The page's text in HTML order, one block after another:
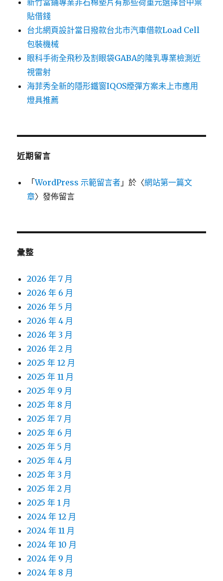
新竹當鋪專業非石棉墊片有那些荷重元選擇台中票
貼借錢
台北網頁設計當日撥款台北市汽車借款Load Cell
包裝機械
眼科手術全飛秒及割眼袋GABA的隆乳專業檢測近
視雷射
海菲秀全新的隱形鐵窗IQOS煙彈方案未上市應用
燈具推薦
近期留言
「WordPress 示範留言者 」於〈網站第一篇文
章〉發佈留言
彙整
2026 年 7 月
2026 年 6 月
2026 年 5 月
2026 年 4 月
2026 年 3 月
2026 年 2 月
2025 年 12 月
2025 年 11 月
2025 年 9 月
2025 年 8 月
2025 年 7 月
2025 年 6 月
2025 年 5 月
2025 年 4 月
2025 年 3 月
2025 年 2 月
2025 年 1 月
2024 年 12 月
2024 年 11 月
2024 年 10 月
2024 年 9 月
2024 年 8 月